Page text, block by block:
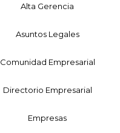
Alta Gerencia
Asuntos Legales
Comunidad Empresarial
Directorio Empresarial
Empresas